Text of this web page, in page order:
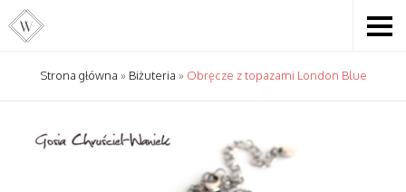
Strona główna » Biżuteria » Obręcze z topazami London Blue